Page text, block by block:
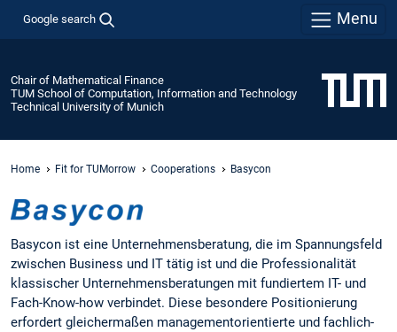
Google search Menu
Chair of Mathematical Finance
TUM School of Computation, Information and Technology
Technical University of Munich
Home Fit for TUMorrow Cooperations Basycon
Basycon ist eine Unternehmensberatung, die im Spannungsfeld
zwischen Business und IT tätig ist und die Professionalität
klassischer Unternehmensberatungen mit fundiertem IT- und
Fach-Know-how verbindet. Diese besondere Positionierung
erfordert gleichermaßen managementorientierte und fachlich-